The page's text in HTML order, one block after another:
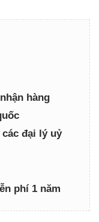
hàng
đại lý uỷ
phí 1 năm